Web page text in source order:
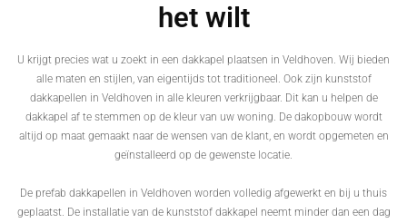
het wilt
U krijgt precies wat u zoekt in een dakkapel plaatsen in Veldhoven. Wij bieden
alle maten en stijlen, van eigentijds tot traditioneel. Ook zijn kunststof
dakkapellen in Veldhoven in alle kleuren verkrijgbaar. Dit kan u helpen de
dakkapel af te stemmen op de kleur van uw woning. De dakopbouw wordt
altijd op maat gemaakt naar de wensen van de klant, en wordt opgemeten en
geïnstalleerd op de gewenste locatie.
De prefab dakkapellen in Veldhoven worden volledig afgewerkt en bij u thuis
geplaatst. De installatie van de kunststof dakkapel neemt minder dan een dag